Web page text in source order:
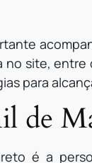
site, entre
para
de
é a